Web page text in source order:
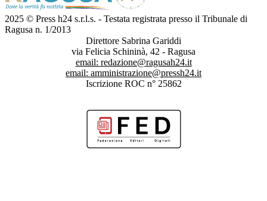
2025 © Press h24 s.r.l.s. - Testata registrata presso il Tribunale di
Ragusa n. 1/2013
Direttore Sabrina Gariddi
via Felicia Schininà, 42 - Ragusa
email: redazione@ragusah24.it
email: amministrazione@pressh24.it
Iscrizione ROC n° 25862